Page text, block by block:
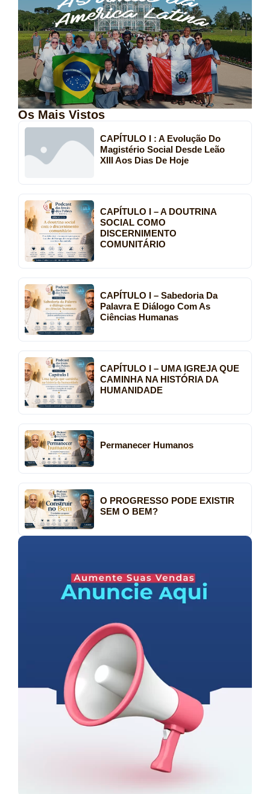
Os Mais Vistos
CAPÍTULO I : A Evolução Do
Magistério Social Desde Leão
XIII Aos Dias De Hoje
CAPÍTULO I – A DOUTRINA
SOCIAL COMO
DISCERNIMENTO
COMUNITÁRIO
CAPÍTULO I – Sabedoria Da
Palavra E Diálogo Com As
Ciências Humanas
CAPÍTULO I – UMA IGREJA QUE
CAMINHA NA HISTÓRIA DA
HUMANIDADE
Permanecer Humanos
O PROGRESSO PODE EXISTIR
SEM O BEM?